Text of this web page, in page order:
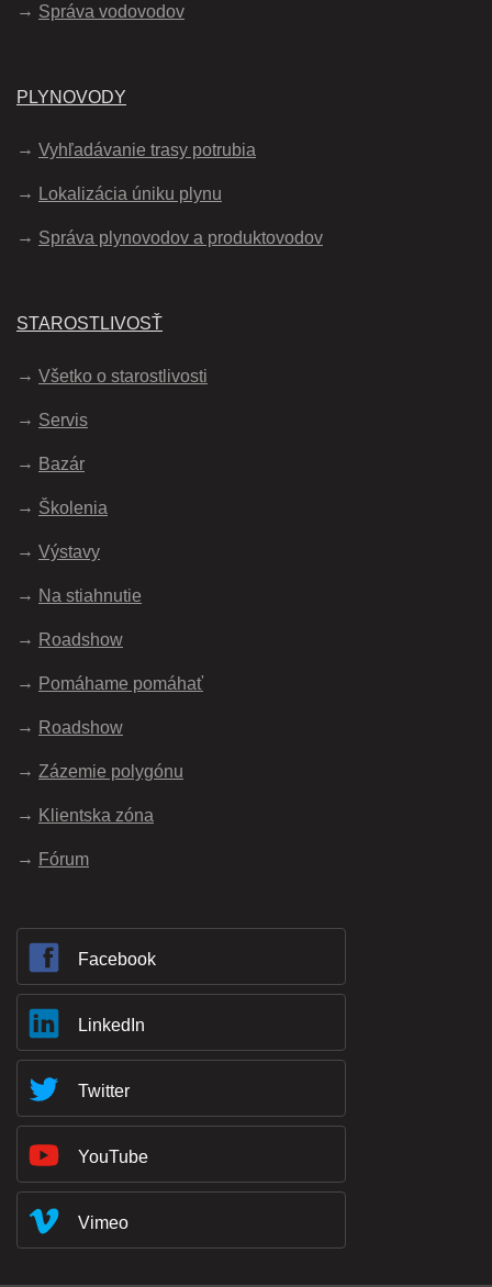
Správa vodovodov
PLYNOVODY
Vyhľadávanie trasy potrubia
Lokalizácia úniku plynu
Správa plynovodov a produktovodov
STAROSTLIVOSŤ
Všetko o starostlivosti
Servis
Bazár
Školenia
Výstavy
Na stiahnutie
Roadshow
Pomáhame pomáhať
Roadshow
Zázemie polygónu
Klientska zóna
Fórum
Facebook
LinkedIn
Twitter
YouTube
Vimeo